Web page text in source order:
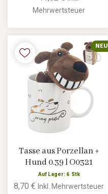
Mehrwertsteuer
NEU
Tasse aus Porzellan +
Hund 0.39 l O0321
Auf Lager: 6 Stk
8,70 €Inkl. Mehrwertsteuer